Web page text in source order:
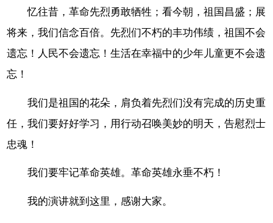
忆往昔，革命先烈勇敢牺牲；看今朝，祖国昌盛；展
将来，我们信念百倍。先烈们不朽的丰功伟绩，祖国不会
遗忘！人民不会遗忘！生活在幸福中的少年儿童更不会遗
忘！
我们是祖国的花朵，肩负着先烈们没有完成的历史重
任，我们要好好学习，用行动召唤美妙的明天，告慰烈士
忠魂！
我们要牢记革命英雄。革命英雄永垂不朽！
我的演讲就到这里，感谢大家。